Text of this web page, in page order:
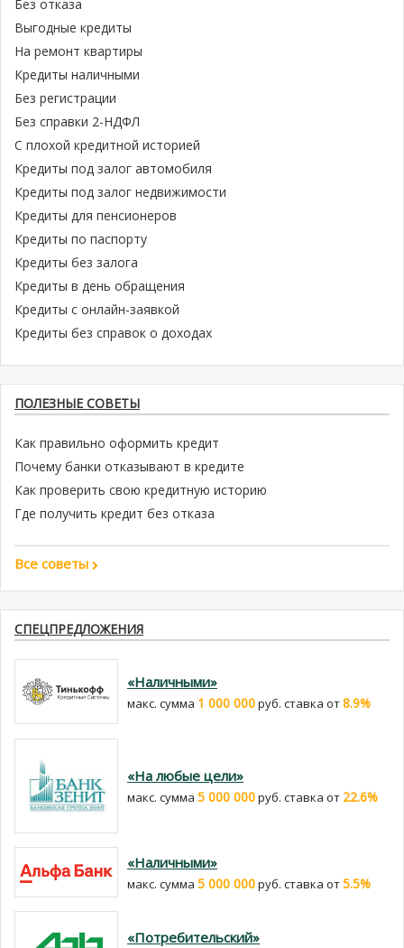
Без отказа
Выгодные кредиты
На ремонт квартиры
Кредиты наличными
Без регистрации
Без справки 2-НДФЛ
С плохой кредитной историей
Кредиты под залог автомобиля
Кредиты под залог недвижимости
Кредиты для пенсионеров
Кредиты по паспорту
Кредиты без залога
Кредиты в день обращения
Кредиты с онлайн-заявкой
Кредиты без справок о доходах
ПОЛЕЗНЫЕ СОВЕТЫ
Как правильно оформить кредит
Почему банки отказывают в кредите
Как проверить свою кредитную историю
Где получить кредит без отказа
Все советы
СПЕЦПРЕДЛОЖЕНИЯ
«Наличными»
макс. сумма 1 000 000руб. cтавка от8.9%
«На любые цели»
макс. сумма 5 000 000руб. cтавка от 22.6%
«Наличными»
макс. сумма 5 000 000руб. cтавка от5.5%
«Потребительский»